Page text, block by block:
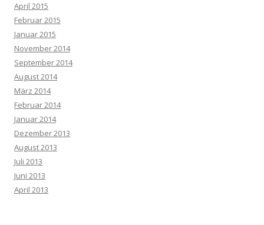
April 2015
Februar 2015
Januar 2015
November 2014
September 2014
August 2014
März 2014
Februar 2014
Januar 2014
Dezember 2013
August 2013
Juli 2013
Juni 2013
April 2013